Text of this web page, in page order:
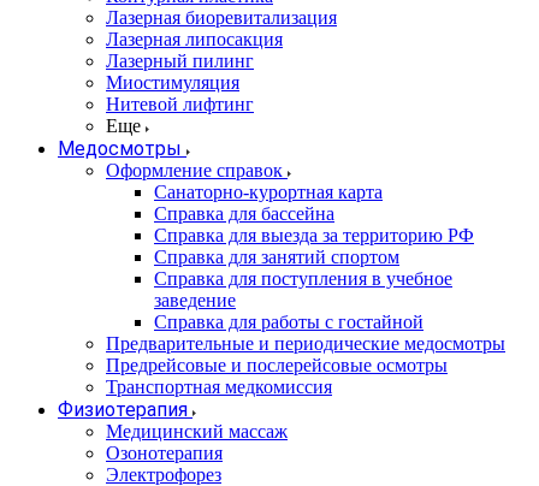
Лазерная биоревитализация
Лазерная липосакция
Лазерный пилинг
Миостимуляция
Нитевой лифтинг
Еще
Медосмотры
Оформление справок
Санаторно-курортная карта
Справка для бассейна
Справка для выезда за территорию РФ
Справка для занятий спортом
Справка для поступления в учебное
заведение
Справка для работы с гостайной
Предварительные и периодические медосмотры
Предрейсовые и послерейсовые осмотры
Транспортная медкомиссия
Физиотерапия
Медицинский массаж
Озонотерапия
Электрофорез